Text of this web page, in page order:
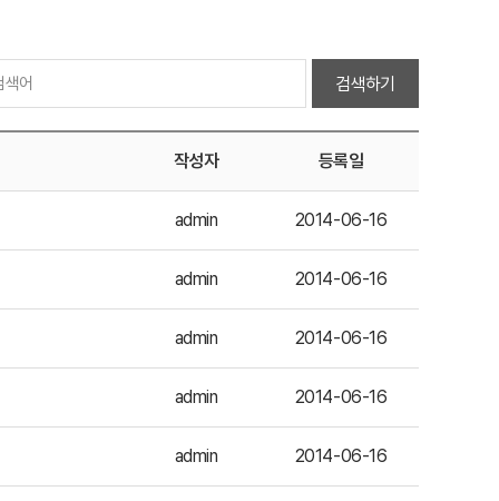
검색하기
작성자 등록일
admin 2014-06-16
admin 2014-06-16
admin 2014-06-16
admin 2014-06-16
admin 2014-06-16